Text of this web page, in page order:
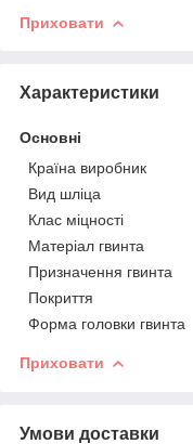
Приховати
Характеристики
Основні
Країна виробник
Вид шліца
Клас міцності
Матеріал гвинта
Призначення гвинта
Покриття
Форма головки гвинта
Приховати
Умови доставки